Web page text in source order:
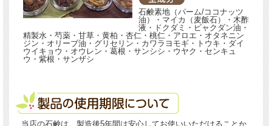
石鹸素地（パーム/ココナッツ
油）・マイカ（麦飯石）・木酢
液・ドクダミ・ビャクダン油・
精製水・芍薬・甘草・黄柏・杏仁・桃仁・アロエ・オタネニン
ジン・オリーブ油・グリセリン・カワラヨモギ・トウキ・ダイ
ウイキョウ・オウレン・葛根・サンシシ・ウヤク・センキュ
ウ・紫根・サンザシ
当店の石鹸は、製造後5年間は安心してお使いいただけることか